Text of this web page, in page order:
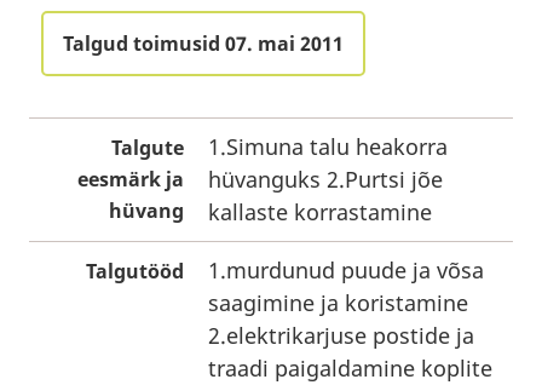
Talgud toimusid 07. mai 2011
Talgute
eesmärk ja
hüvang
1.Simuna talu heakorra
hüvanguks 2.Purtsi jõe
kallaste korrastamine
Talgutööd
1.murdunud puude ja võsa
saagimine ja koristamine
2.elektrikarjuse postide ja
traadi paigaldamine koplite